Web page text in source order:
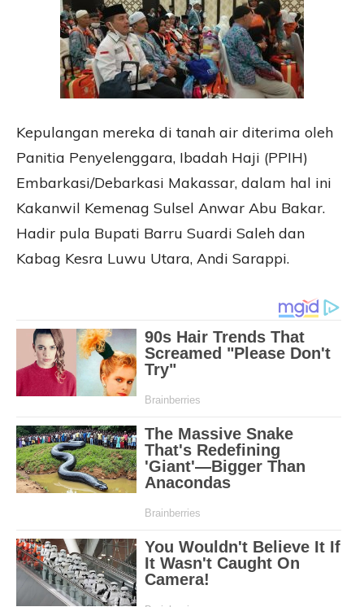
Kepulangan mereka di tanah air diterima oleh
Panitia Penyelenggara, Ibadah Haji (PPIH)
Embarkasi/Debarkasi Makassar, dalam hal ini
Kakanwil Kemenag Sulsel Anwar Abu Bakar.
Hadir pula Bupati Barru Suardi Saleh dan
Kabag Kesra Luwu Utara, Andi Sarappi.